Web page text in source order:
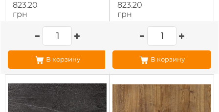
823.20
грн
В корзину
823.20
грн
В корзину